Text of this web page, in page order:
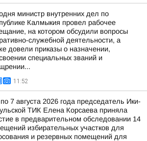
министр внутренних дел по
Калмыкия провел рабочее
на котором обсудили вопросы
служебной деятельности, а
довели приказы о назначении,
специальных званий и
11:52
7 августа 2026 года председатель Ики-
ТИК Елена Корсаева приняла
в предварительном обследовании 14
избирательных участков для
и резервных помещений для